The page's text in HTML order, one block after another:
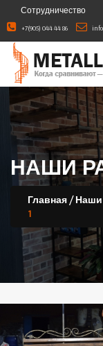
Сотрудничество
+7(905) 044 44 86
НАШИ
Главная /
1